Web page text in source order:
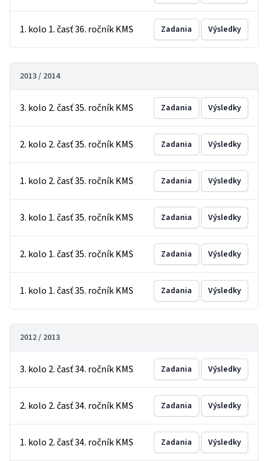
1. kolo 1. časť 36. ročník KMS Zadania Výsledky
2013 / 2014
3. kolo 2. časť 35. ročník KMS Zadania Výsledky
2. kolo 2. časť 35. ročník KMS Zadania Výsledky
1. kolo 2. časť 35. ročník KMS Zadania Výsledky
3. kolo 1. časť 35. ročník KMS Zadania Výsledky
2. kolo 1. časť 35. ročník KMS Zadania Výsledky
1. kolo 1. časť 35. ročník KMS Zadania Výsledky
2012 / 2013
3. kolo 2. časť 34. ročník KMS Zadania Výsledky
2. kolo 2. časť 34. ročník KMS Zadania Výsledky
1. kolo 2. časť 34. ročník KMS Zadania Výsledky